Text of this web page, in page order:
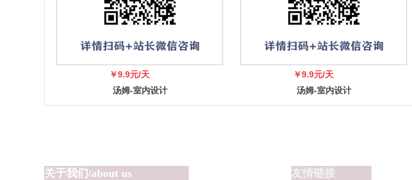
polifrom橱柜
一圈儿隔热层，三面不能开窗，一圈儿隔热层开开天窗，通风采光 ​一圈儿隔热层，冬天保暖，夏天隔�
￥9.9元/天
￥99
汤姆-室内设计
￥9.9元/天
￥99
汤姆-室内设计
关于我们/about us 友情链接